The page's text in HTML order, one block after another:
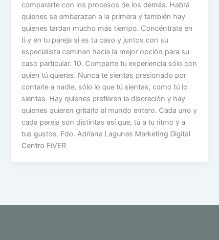
compararte con los procesos de los demás. Habrá
quienes se embarazan a la primera y también hay
quienes tardan mucho más tiempo. Concéntrate en
ti y en tu pareja si es tu caso y juntos con su
especialista caminen hacia la mejor opción para su
caso particular. 10. Comparte tu experiencia sólo con
quien tú quieras. Nunca te sientas presionado por
contarle a nadie, sólo lo que tú sientas, como tú lo
sientas. Hay quienes prefieren la discreción y hay
quienes quieren gritarlo al mundo entero. Cada uno y
cada pareja son distintas así que, tú a tu ritmo y a
tus gustos. Fdo. Adriana Lagunes Marketing Digital
Centro FiVER